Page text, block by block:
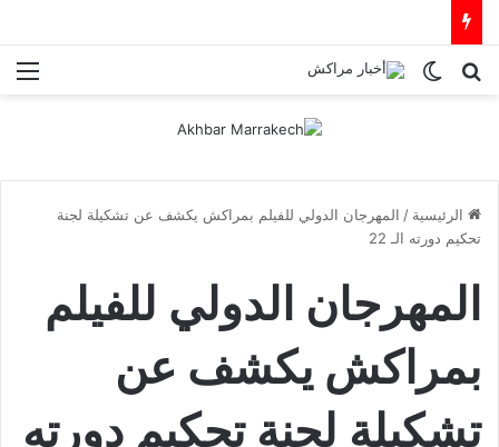
بحث عنالوضع المظلم
الرئيسية / المهرجان الدولي للفيلم بمراكش يكشف عن تشكيلة لجنة
تحكيم دورته الـ 22
المهرجان الدولي للفيلم
بمراكش يكشف عن
تشكيلة لجنة تحكيم دورته